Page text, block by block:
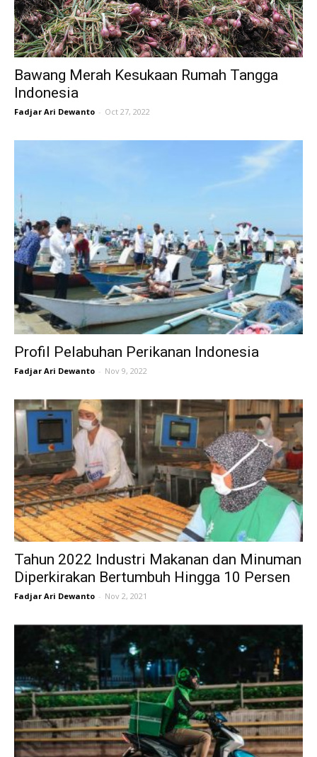
Bawang Merah Kesukaan Rumah Tangga
Indonesia
Fadjar Ari Dewanto - Oct 27, 2022
Profil Pelabuhan Perikanan Indonesia
Fadjar Ari Dewanto - Nov 9, 2022
Tahun 2022 Industri Makanan dan Minuman
Diperkirakan Bertumbuh Hingga 10 Persen
Fadjar Ari Dewanto - Nov 2, 2021